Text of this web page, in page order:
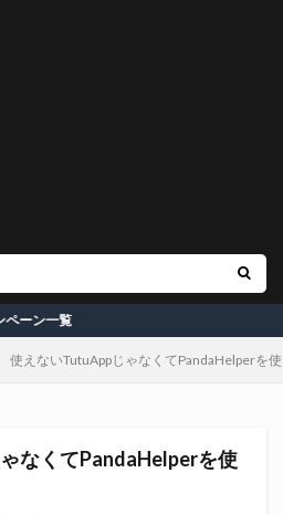
使えないTutuAppじゃなくてPandaHelperを
なくてPandaHelperを使